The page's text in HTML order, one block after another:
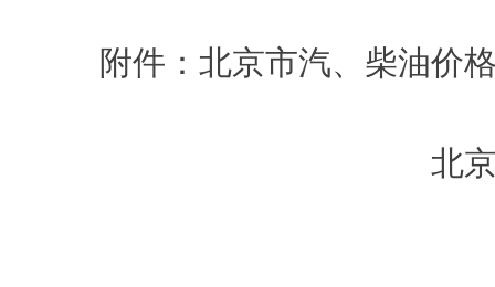
附件：北京市汽、柴油价
北